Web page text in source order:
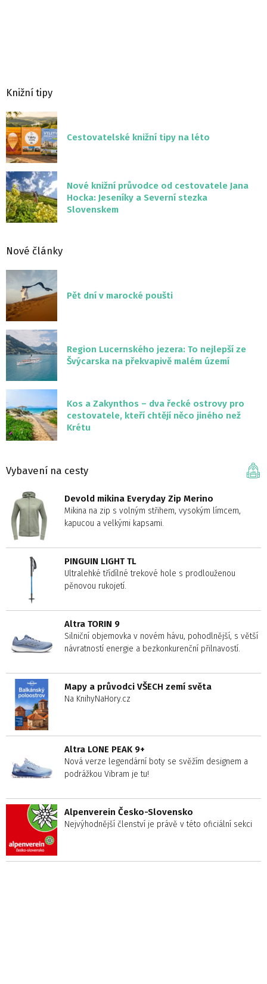
Knižní tipy
Cestovatelské knižní tipy na léto
Nové knižní průvodce od cestovatele Jana
Hocka: Jeseníky a Severní stezka
Slovenskem
Nové články
Pět dní v marocké poušti
Region Lucernského jezera: To nejlepší ze
Švýcarska na překvapivě malém území
Kos a Zakynthos – dva řecké ostrovy pro
cestovatele, kteří chtějí něco jiného než
Krétu
Vybavení na cesty
Devold mikina Everyday Zip Merino
Mikina na zip s volným střihem, vysokým límcem,
kapucou a velkými kapsami.
PINGUIN LIGHT TL
Ultralehké třídílné trekové hole s prodlouženou
pěnovou rukojetí.
Altra TORIN 9
Silniční objemovka v novém hávu, pohodlnější, s větší
návratností energie a bezkonkurenční přilnavostí.
Mapy a průvodci VŠECH zemí světa
Na KnihyNaHory.cz
Altra LONE PEAK 9+
Nová verze legendární boty se svěžím designem a
podrážkou Vibram je tu!
Alpenverein Česko-Slovensko
Nejvýhodnější členství je právě v této oficiální sekci